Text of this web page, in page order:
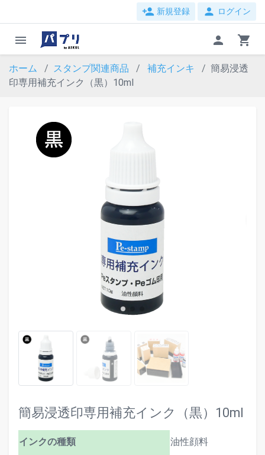
person_add 新規登録 person ログイン
menu person shopping_cart
ホーム スタンプ関連商品 補充インキ
簡易浸透
印専用補充インク（黒）10ml
簡易浸透印専用補充インク（黒）10ml
インクの種類 油性顔料